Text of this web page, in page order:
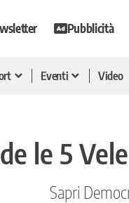
Pubblicità
Eventi Video
le 5
Sapri